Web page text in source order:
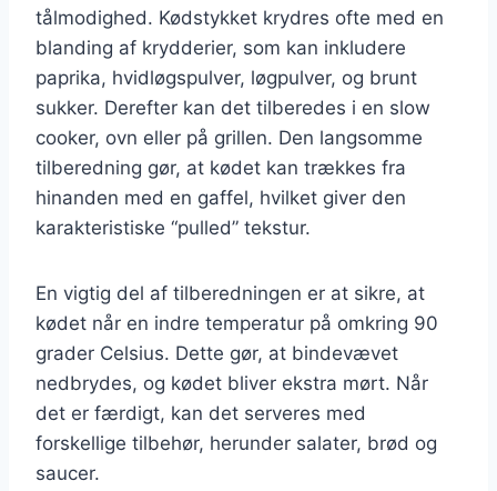
tålmodighed. Kødstykket krydres ofte med en
blanding af krydderier, som kan inkludere
paprika, hvidløgspulver, løgpulver, og brunt
sukker. Derefter kan det tilberedes i en slow
cooker, ovn eller på grillen. Den langsomme
tilberedning gør, at kødet kan trækkes fra
hinanden med en gaffel, hvilket giver den
karakteristiske “pulled” tekstur.
En vigtig del af tilberedningen er at sikre, at
kødet når en indre temperatur på omkring 90
grader Celsius. Dette gør, at bindevævet
nedbrydes, og kødet bliver ekstra mørt. Når
det er færdigt, kan det serveres med
forskellige tilbehør, herunder salater, brød og
saucer.